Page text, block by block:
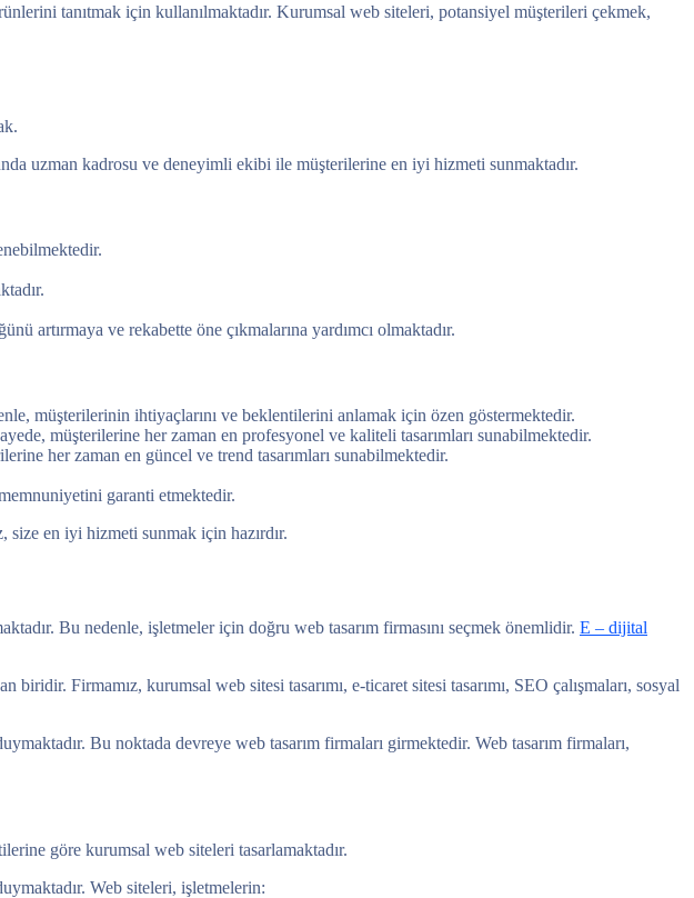
tanıtmak için kullanılmaktadır. Kurumsal web siteleri, potansiyel müşterileri çekmek,
uzman kadrosu ve deneyimli ekibi ile müşterilerine en iyi hizmeti sunmaktadır.
artırmaya ve rekabette öne çıkmalarına yardımcı olmaktadır.
müşterilerinin ihtiyaçlarını ve beklentilerini anlamak için özen göstermektedir.
müşterilerine her zaman en profesyonel ve kaliteli tasarımları sunabilmektedir.
her zaman en güncel ve trend tasarımları sunabilmektedir.
garanti etmektedir.
size en iyi hizmeti sunmak için hazırdır.
Bu nedenle, işletmeler için doğru web tasarım firmasını seçmek önemlidir. E – dijital
Firmamız, kurumsal web sitesi tasarımı, e-ticaret sitesi tasarımı, SEO çalışmaları, sosyal
Bu noktada devreye web tasarım firmaları girmektedir. Web tasarım firmaları,
göre kurumsal web siteleri tasarlamaktadır.
Web siteleri, işletmelerin: